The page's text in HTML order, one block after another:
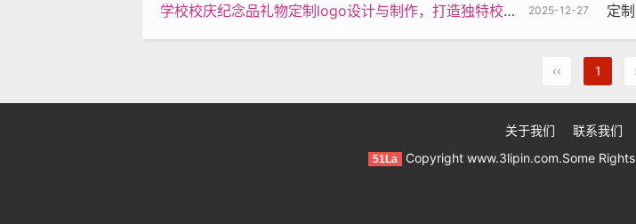
2025-12-27
学校校庆纪念品礼物定制logo设计与制作，打造独特校庆记忆的专属印记 定制
‹‹ 1
关于我们 联系我们
51La Copyright www.3lipin.com.Some